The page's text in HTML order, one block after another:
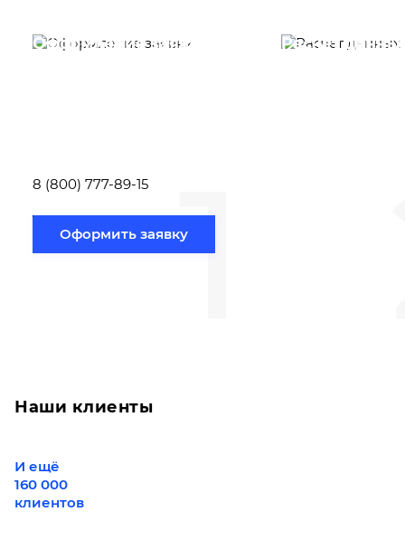
1
Оформление заявки
8 (800) 777-89-15
Оформить заявку
Расчет
Наши клиенты
И ещё
160 000
клиентов